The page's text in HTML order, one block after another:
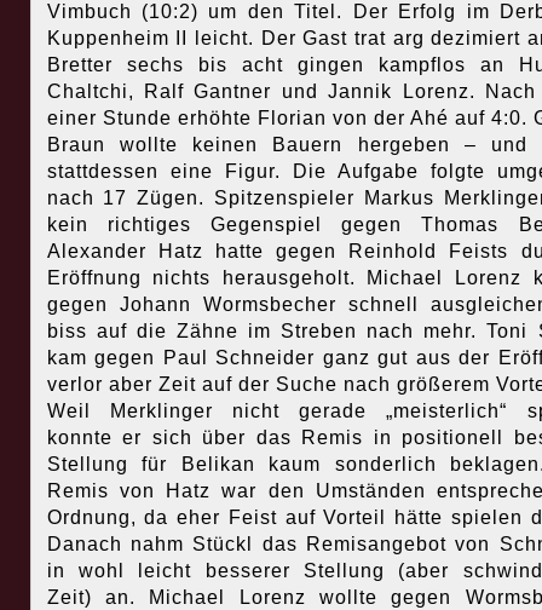
Vimbuch (10:2) um den Titel. Der Erfolg im
Kuppenheim II leicht. Der Gast trat arg dezimiert
Bretter sechs bis acht gingen kampflos an
Chaltchi, Ralf Gantner und Jannik Lorenz. Nach
einer Stunde erhöhte Florian von der Ahé auf 4:0.
Braun wollte keinen Bauern hergeben – und
stattdessen eine Figur. Die Aufgabe folgte
nach 17 Zügen. Spitzenspieler Markus
kein richtiges Gegenspiel gegen Thomas
Alexander Hatz hatte gegen Reinhold Feists
Eröffnung nichts herausgeholt. Michael Lorenz
gegen Johann Wormsbecher schnell
biss auf die Zähne im Streben nach mehr. Toni
kam gegen Paul Schneider ganz gut aus der
verlor aber Zeit auf der Suche nach größerem
Weil Merklinger nicht gerade „meisterlich“
konnte er sich über das Remis in positionell
Stellung für Belikan kaum sonderlich
Remis von Hatz war den Umständen
Ordnung, da eher Feist auf Vorteil hätte spielen
Danach nahm Stückl das Remisangebot von
in wohl leicht besserer Stellung (aber
Zeit) an. Michael Lorenz wollte gegen